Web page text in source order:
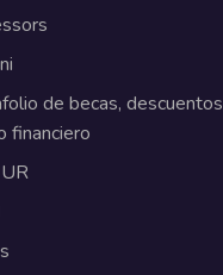
de becas,
financiero